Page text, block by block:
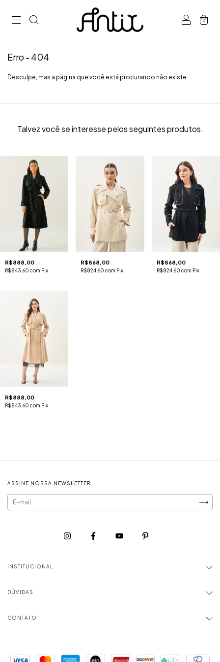
0
Erro - 404
Desculpe, mas a página que você está procurando não existe.
Talvez você se interesse pelos seguintes produtos.
R$888,00
R$843,60 com Pix
R$868,00
R$824,60com Pix
R$868,00
R$824,60 com Pix
R$888,00
R$843,60 com Pix
ASSINE NOSSA NEWSLETTER
INSTITUCIONAL
DÚVIDAS
CONTATO